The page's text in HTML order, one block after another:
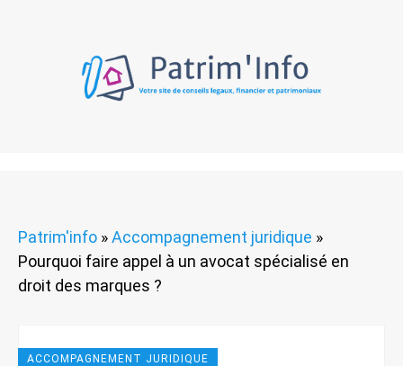
Patrim'info »Accompagnement juridique »
Pourquoi faire appel à un avocat spécialisé en
droit des marques ?
ACCOMPAGNEMENT JURIDIQUE